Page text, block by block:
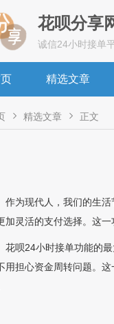
花呗分享
诚信24小时接单
精选文章
 精选文章  正文
作为现代人，我们的生
加灵活的支付选择。这
花呗24小时接单功能的
用担心资金周转问题。